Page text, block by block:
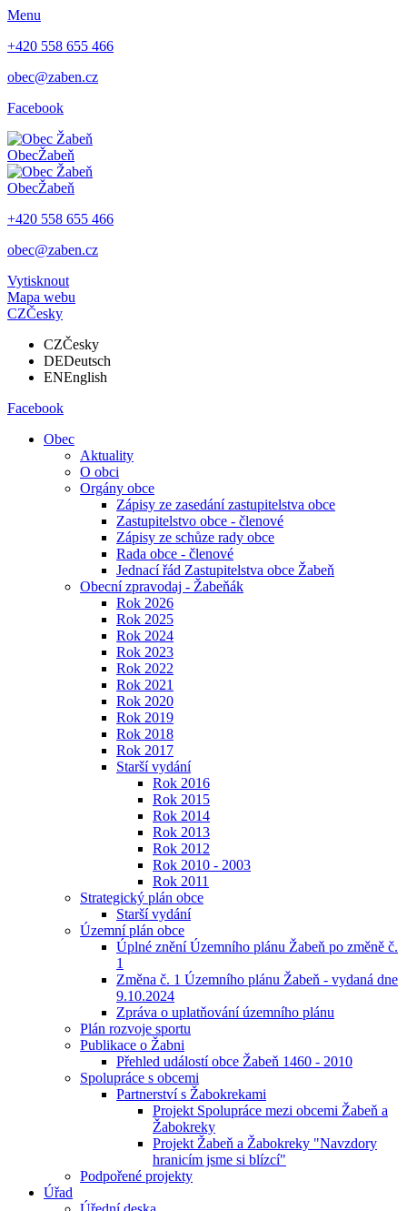
Menu
+420 558 655 466
obec@zaben.cz
Facebook
ObecŽabeň
ObecŽabeň
+420 558 655 466
obec@zaben.cz
Vytisknout
Mapa webu
CZČesky
CZČesky
DEDeutsch
ENEnglish
Facebook
Obec
Aktuality
O obci
Orgány obce
Zápisy ze zasedání zastupitelstva obce
Zastupitelstvo obce - členové
Zápisy ze schůze rady obce
Rada obce - členové
Jednací řád Zastupitelstva obce Žabeň
Obecní zpravodaj - Žabeňák
Rok 2026
Rok 2025
Rok 2024
Rok 2023
Rok 2022
Rok 2021
Rok 2020
Rok 2019
Rok 2018
Rok 2017
Starší vydání
Rok 2016
Rok 2015
Rok 2014
Rok 2013
Rok 2012
Rok 2010 - 2003
Rok 2011
Strategický plán obce
Starší vydání
Územní plán obce
Úplné znění Územního plánu Žabeň po změně č.
1
Změna č. 1 Územního plánu Žabeň - vydaná dne
9.10.2024
Zpráva o uplatňování územního plánu
Plán rozvoje sportu
Publikace o Žabni
Přehled událostí obce Žabeň 1460 - 2010
Spolupráce s obcemi
Partnerství s Žabokrekami
Projekt Spolupráce mezi obcemi Žabeň a
Žabokreky
Projekt Žabeň a Žabokreky "Navzdory
hranicím jsme si blízcí"
Podpořené projekty
Úřad